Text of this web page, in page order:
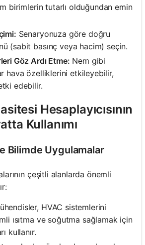
birimlerin tutarlı olduğundan emin
Senaryonuza göre doğru
(sabit basınç veya hacim) seçin.
Göz Ardı Etme: Nem gibi
hava özelliklerini etkileyebilir,
edebilir.
Hesaplayıcısının
Kullanımı
Bilimde Uygulamalar
çeşitli alanlarda önemli
HVAC sistemlerini
ısıtma ve soğutma sağlamak için
kullanır.